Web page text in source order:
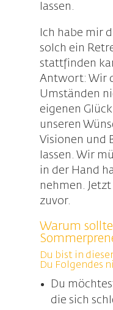
lassen.
Ich habe mir
solch ein
stattfinden
Antwort: Wir
Umständen
eigenen
unseren
Visionen und
lassen. Wir
in der Hand
nehmen.
zuvor.
Warum
Du bist in
Du Folgendes
Du
die sich